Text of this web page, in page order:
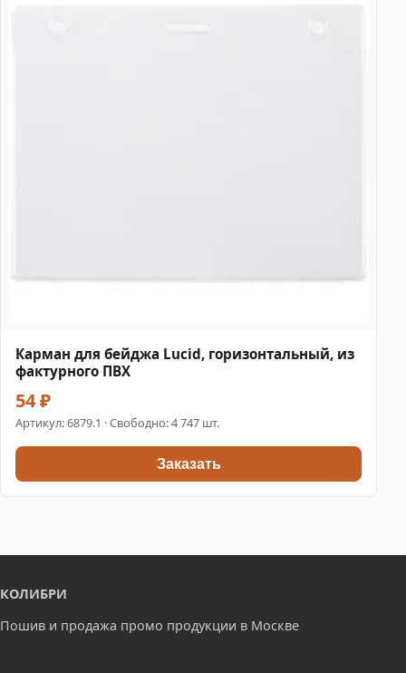
Карман для бейджа Lucid, горизонтальный, из
фактурного ПВХ
54 ₽
Артикул:6879.1 · Свободно: 4 747 шт.
Заказать
КОЛИБРИ
Пошив и продажа промо продукции в Москве